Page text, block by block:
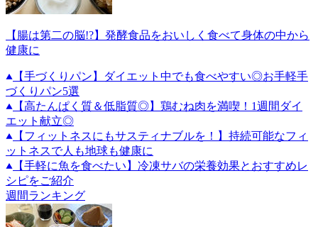
【腸は第二の脳!?】発酵食品をおいしく食べて身体の中から
健康に
【手づくりパン】ダイエット中でも食べやすい◎お手軽手
づくりパン5選
【高たんぱく質＆低脂質◎】鶏むね肉を満喫！1週間ダイ
エット献立◎
【フィットネスにもサスティナブルを！】持続可能なフィ
ットネスで人も地球も健康に
【手軽に魚を食べたい】冷凍サバの栄養効果とおすすめレ
シピをご紹介
週間ランキング